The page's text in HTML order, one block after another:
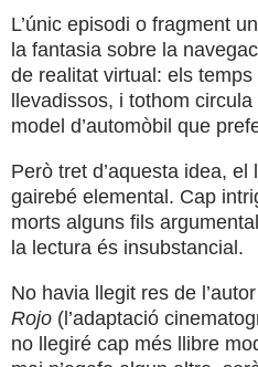
L’únic episodi o fragment
la fantasia sobre la
de realitat virtual: els temps
llevadissos, i tothom
model d’automòbil que
Però tret d’aquesta idea,
gairebé elemental. Cap
morts alguns fils
la lectura és insubstancial.
No havia llegit res de
Rojo (l’adaptació
no llegiré cap més llibre